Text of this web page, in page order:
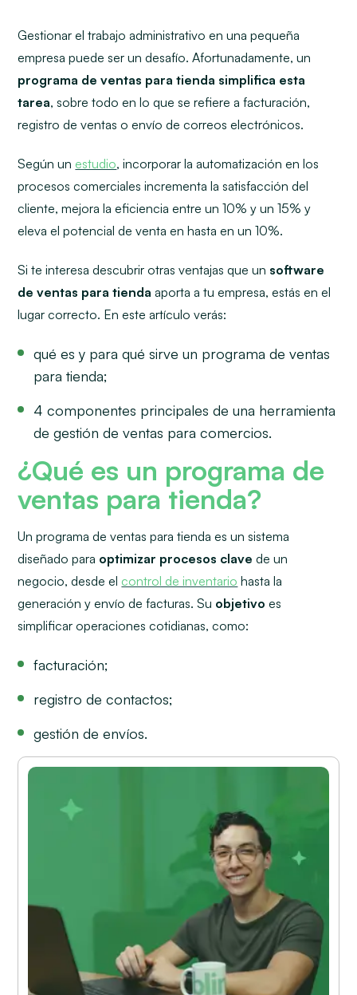
Gestionar el trabajo administrativo en una pequeña
empresa puede ser un desafío. Afortunadamente, un
programa de ventas para tienda simplifica esta
tarea, sobre todo en lo que se refiere a facturación,
registro de ventas o envío de correos electrónicos.
Según un estudio, incorporar la automatización en los
procesos comerciales incrementa la satisfacción del
cliente, mejora la eficiencia entre un 10% y un 15% y
eleva el potencial de venta en hasta en un 10%.
Si te interesa descubrir otras ventajas que un software
de ventas para tienda aporta a tu empresa, estás en el
lugar correcto. En este artículo verás:
qué es y para qué sirve un programa de ventas
para tienda;
4 componentes principales de una herramienta
de gestión de ventas para comercios.
¿Qué es un programa de
ventas para tienda?
Un programa de ventas para tienda es un sistema
diseñado para optimizar procesos clave de un
negocio, desde el control de inventario hasta la
generación y envío de facturas. Su objetivoes
simplificar operaciones cotidianas, como:
facturación;
registro de contactos;
gestión de envíos.